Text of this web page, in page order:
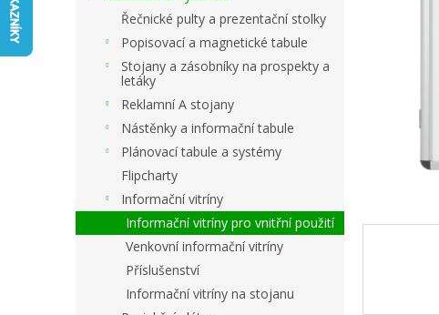
Řečnické pulty a prezentační stolky
Popisovací a magnetické tabule
Stojany a zásobníky na prospekty a
letáky
Reklamní A stojany
Nástěnky a informační tabule
Plánovací tabule a systémy
Flipcharty
Informační vitríny
Informační vitríny pro vnitřní použití
Venkovní informační vitríny
Příslušenství
Informační vitríny na stojanu